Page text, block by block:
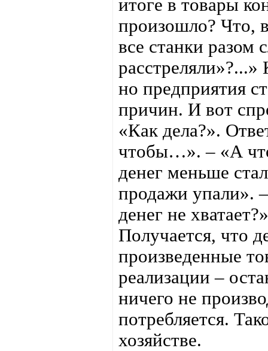
итоге в товары
произошло? Что,
все станки разом
но предприятия
причин. И вот
«Как дела?».
чтобы…». – «А
денег меньше
продажи упали».
денег не
Получается, что
произведенные
реализации –
ничего не
потребляется.
хозяйстве.